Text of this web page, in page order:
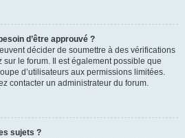
d’être approuvé ?
décider de soumettre à des vérifications
sur le forum. Il est également possible que
d’utilisateurs aux permissions limitées.
contacter un administrateur du forum.
sujets ?